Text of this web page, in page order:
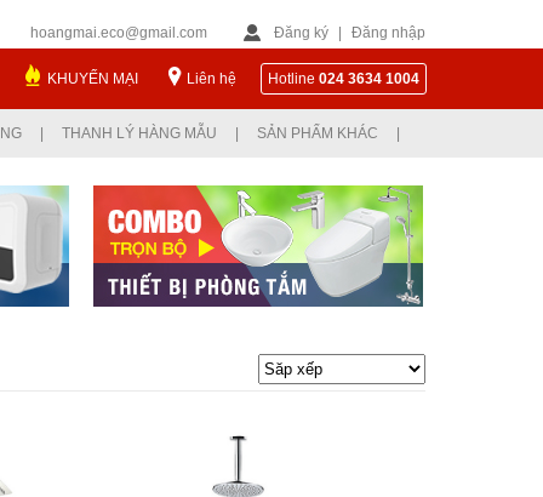
hoangmai.eco@gmail.com Đăng ký Đăng nhập
KHUYẾN MẠI Liên hệ Hotline 024 3634 1004
THANH LÝ HÀNG MẪU SẢN PHẨM KHÁC